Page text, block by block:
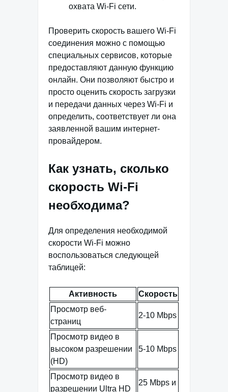
охвата Wi-Fi сети.
Проверить скорость вашего Wi-Fi
соединения можно с помощью
специальных сервисов, которые
предоставляют данную функцию
онлайн. Они позволяют быстро и
просто оценить скорость загрузки
и передачи данных через Wi-Fi и
определить, соответствует ли она
заявленной вашим интернет-
провайдером.
Как узнать, сколько
скорость Wi-Fi
необходима?
Для определения необходимой
скорости Wi-Fi можно
воспользоваться следующей
таблицей:
Активность
Скорость
Просмотр веб-
страниц
2-10 Mbps
Просмотр видео в
высоком разрешении
(HD)
5-10 Mbps
Просмотр видео в
разрешении Ultra HD
25 Mbps и